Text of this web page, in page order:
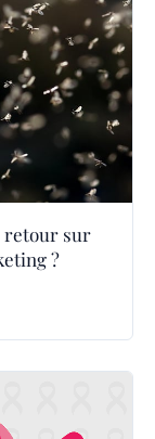
retour sur
?